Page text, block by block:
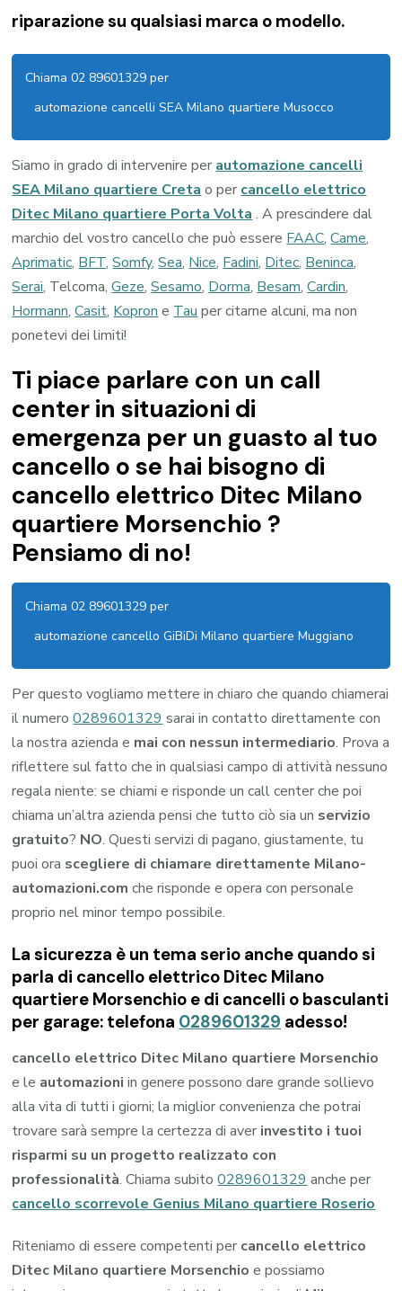
riparazione su qualsiasi marca o modello.
Chiama 02 89601329 per
automazione cancelli SEA Milano quartiere Musocco
Siamo in grado di intervenire per automazione cancelli
SEA Milano quartiere Creta o per cancello elettrico
Ditec Milano quartiere Porta Volta . A prescindere dal
marchio del vostro cancello che può essere FAAC,Came,
Aprimatic, BFT,Somfy,Sea, Nice, Fadini, Ditec, Beninca,
Serai, Telcoma,Geze,Sesamo, Dorma, Besam,Cardin,
Hormann,Casit, Kopron e Tau per citarne alcuni, ma non
ponetevi dei limiti!
Ti piace parlare con un call
center in situazioni di
emergenza per un guasto al tuo
cancello o se hai bisogno di
cancello elettrico Ditec Milano
quartiere Morsenchio ?
Pensiamo di no!
Chiama 02 89601329 per
automazione cancello GiBiDi Milano quartiere Muggiano
Per questo vogliamo mettere in chiaro che quando chiamerai
il numero0289601329 sarai in contatto direttamente con
la nostra azienda e mai con nessun intermediario. Prova a
riflettere sul fatto che in qualsiasi campo di attività nessuno
regala niente: se chiami e risponde un call center che poi
chiama un’altra azienda pensi che tutto ciò sia un servizio
gratuito? NO. Questi servizi di pagano, giustamente, tu
puoi ora scegliere di chiamare direttamente Milano-
automazioni.com che risponde e opera con personale
proprio nel minor tempo possibile.
La sicurezza è un tema serio anche quando si
parla di cancello elettrico Ditec Milano
quartiere Morsenchio e di cancelli o basculanti
per garage: telefona 0289601329 adesso!
cancello elettrico Ditec Milano quartiere Morsenchio
e le automazioni in genere possono dare grande sollievo
alla vita di tutti i giorni; la miglior convenienza che potrai
trovare sarà sempre la certezza di aver investito i tuoi
risparmi su un progetto realizzato con
professionalità. Chiama subito0289601329 anche per
cancello scorrevole Genius Milano quartiere Roserio
Riteniamo di essere competenti per cancello elettrico
Ditec Milano quartiere Morsenchio e possiamo